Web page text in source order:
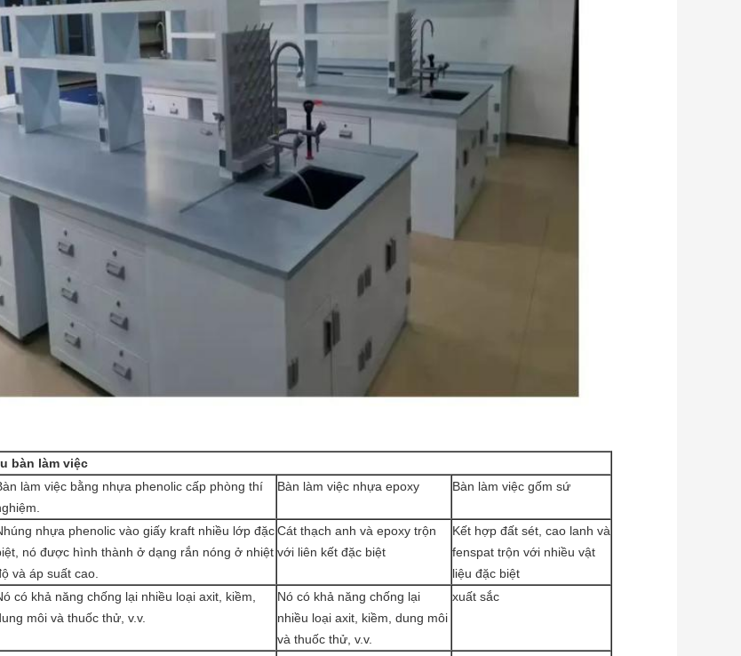
bàn làm việc
làm việc bằng nhựa phenolic cấp phòng thí
Bàn làm việc nhựa epoxy Bàn làm việc gốm sứ
nhựa phenolic vào giấy kraft nhiều lớp đặc
nó được hình thành ở dạng rắn nóng ở nhiệt
và áp suất cao.
Cát thạch anh và epoxy trộn
với liên kết đặc biệt
Kết hợp đất sét, cao lanh và
fenspat trộn với nhiều vật
liệu đặc biệt
có khả năng chống lại nhiều loại axit, kiềm,
môi và thuốc thử, v.v.
Nó có khả năng chống lại
nhiều loại axit, kiềm, dung môi
và thuốc thử, v.v.
xuất sắc